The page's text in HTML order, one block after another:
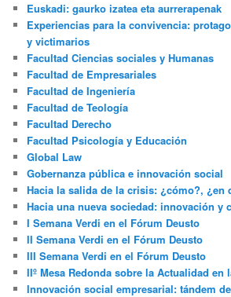
Euskadi: gaurko izatea eta aurrerapenak
Experiencias para la convivencia:
y victimarios
Facultad Ciencias sociales y Humanas
Facultad de Empresariales
Facultad de Ingeniería
Facultad de Teología
Facultad Derecho
Facultad Psicología y Educación
Global Law
Gobernanza pública e innovación social
Hacia la salida de la crisis: ¿cómo?, ¿en
Hacia una nueva sociedad: innovación y
I Semana Verdi en el Fórum Deusto
II Semana Verdi en el Fórum Deusto
III Semana Verdi en el Fórum Deusto
IIº Mesa Redonda sobre la Actualidad en
Innovación social empresarial: tándem